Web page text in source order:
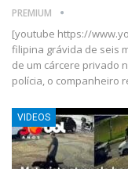
PREMIUM
[youtube https://
filipina grávida de seis
de um cárcere privado
polícia, o companheiro
VIDEOS